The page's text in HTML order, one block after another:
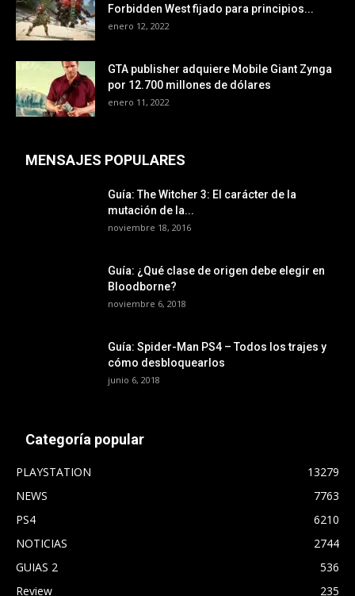
Forbidden West fijado para principios...
enero 12, 2022
GTA publisher adquiere Mobile Giant Zynga
por 12.700 millones de dólares
enero 11, 2022
MENSAJES POPULARES
Guía: The Witcher 3: El carácter de la
mutación de la...
noviembre 18, 2016
Guía: ¿Qué clase de origen debe elegir en
Bloodborne?
noviembre 6, 2018
Guía: Spider-Man PS4 – Todos los trajes y
cómo desbloquearlos
junio 6, 2018
Categoría popular
PLAYSTATION
13279
NEWS
7763
PS4
6210
NOTICIAS
2744
GUIAS 2
536
Review
235